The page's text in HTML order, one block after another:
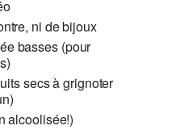
ni de bijoux
basses (pour
secs à grignoter
alcoolisée!)